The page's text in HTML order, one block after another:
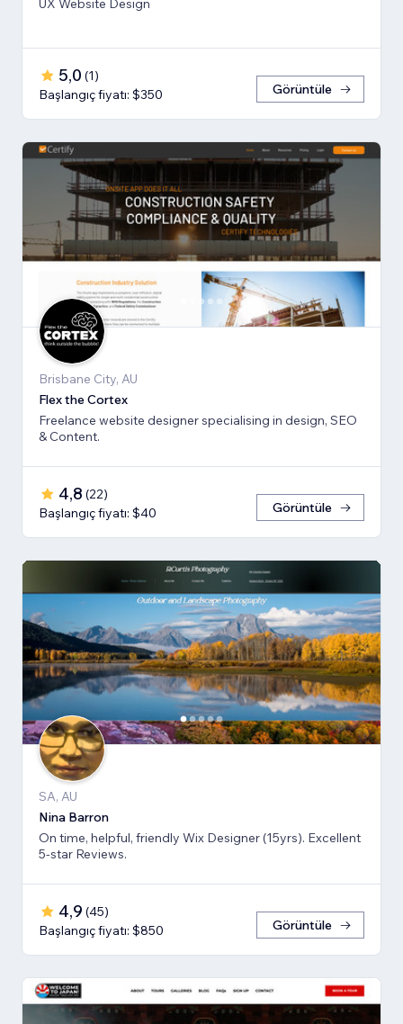
UX Website Design
5,0 (1)
Başlangıç fiyatı: $350
Görüntüle
Brisbane City, AU
Flex the Cortex
Freelance website designer specialising in design, SEO
& Content.
4,8 (22)
Başlangıç fiyatı: $40
Görüntüle
SA, AU
Nina Barron
On time, helpful, friendly Wix Designer (15yrs). Excellent
5-star Reviews.
4,9 (45)
Başlangıç fiyatı: $850
Görüntüle